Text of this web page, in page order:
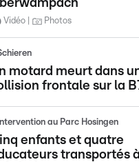
Vidéo Photos
motard meurt dans
frontale sur la
Intervention au Parc Hosingen
enfants et quatre
transportés à